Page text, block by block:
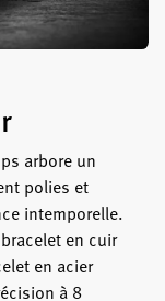
arbore un
polies et
intemporelle.
en cuir
en acier
à 8